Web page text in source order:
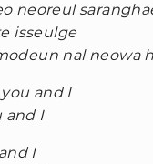
neoreul
isseulge
nal neowa
and I
and I
I